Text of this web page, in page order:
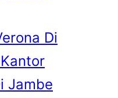
Di
Jambe